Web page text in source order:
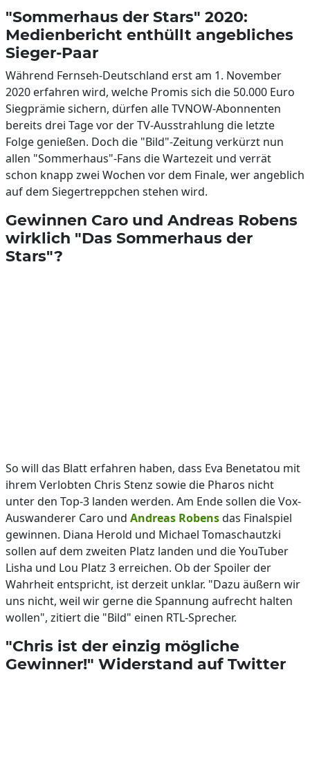
"Sommerhaus der Stars" 2020:
Medienbericht enthüllt angebliches
Sieger-Paar
Während Fernseh-Deutschland erst am 1. November
2020 erfahren wird, welche Promis sich die 50.000 Euro
Siegprämie sichern, dürfen alle TVNOW-Abonnenten
bereits drei Tage vor der TV-Ausstrahlung die letzte
Folge genießen. Doch die "Bild"-Zeitung verkürzt nun
allen "Sommerhaus"-Fans die Wartezeit und verrät
schon knapp zwei Wochen vor dem Finale, wer angeblich
auf dem Siegertreppchen stehen wird.
Gewinnen Caro und Andreas Robens
wirklich "Das Sommerhaus der
Stars"?
So will das Blatt erfahren haben, dass Eva Benetatou mit
ihrem Verlobten Chris Stenz sowie die Pharos nicht
unter den Top-3 landen werden. Am Ende sollen die Vox-
Auswanderer Caro und Andreas Robensdas Finalspiel
gewinnen. Diana Herold und Michael Tomaschautzki
sollen auf dem zweiten Platz landen und die YouTuber
Lisha und Lou Platz 3 erreichen. Ob der Spoiler der
Wahrheit entspricht, ist derzeit unklar. "Dazu äußern wir
uns nicht, weil wir gerne die Spannung aufrecht halten
wollen", zitiert die "Bild" einen RTL-Sprecher.
"Chris ist der einzig mögliche
Gewinner!" Widerstand auf Twitter